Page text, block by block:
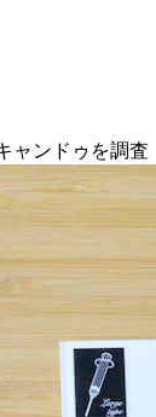
ャンドゥを調査